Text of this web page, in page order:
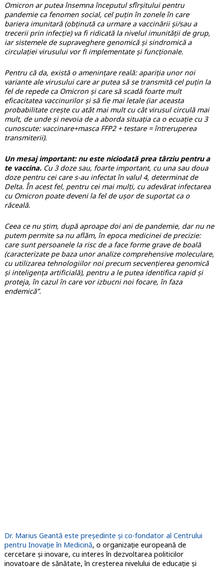
Omicron ar putea însemna începutul sfîrșitului pentru
pandemie ca fenomen social, cel puțin în zonele în care
bariera imunitară (obținută ca urmare a vaccinării și/sau a
trecerii prin infecție) va fi ridicată la nivelul imunității de grup,
iar sistemele de supraveghere genomică și sindromică a
circulației virusului vor fi implementate și funcționale.
Pentru că da, există o amenințare reală: apariția unor noi
variante ale virusului care ar putea să se transmită cel puțin la
fel de repede ca Omicron și care să scadă foarte mult
eficacitatea vaccinurilor și să fie mai letale (iar aceasta
probabilitate crește cu atât mai mult cu cât virusul circulă mai
mult, de unde și nevoia de a aborda situația ca o ecuație cu 3
cunoscute: vaccinare+masca FFP2 + testare = întreruperea
transmiterii).
Un mesaj important: nu este niciodată prea târziu pentru a
te vaccina.Cu 3 doze sau, foarte important, cu una sau doua
doze pentru cei care s-au infectat în valul 4, determinat de
Delta. În acest fel, pentru cei mai mulți, cu adevărat infectarea
cu Omicron poate deveni la fel de ușor de suportat ca o
răceală.
Ceea ce nu știm, după aproape doi ani de pandemie, dar nu ne
putem permite sa nu aflăm, în epoca medicinei de precizie:
care sunt persoanele la risc de a face forme grave de boală
(caracterizate pe baza unor analize comprehensive moleculare,
cu utilizarea tehnologiilor noi precum secvențierea genomică
și inteligența artificială), pentru a le putea identifica rapid și
proteja, în cazul în care vor izbucni noi focare, în faza
endemică”.
Dr. Marius Geantă este președinte și co-fondator al Centrului
pentru Inovație în Medicină, o organizație europeană de
cercetare și inovare, cu interes în dezvoltarea politicilor
inovatoare de sănătate, în creșterea nivelului de educație și